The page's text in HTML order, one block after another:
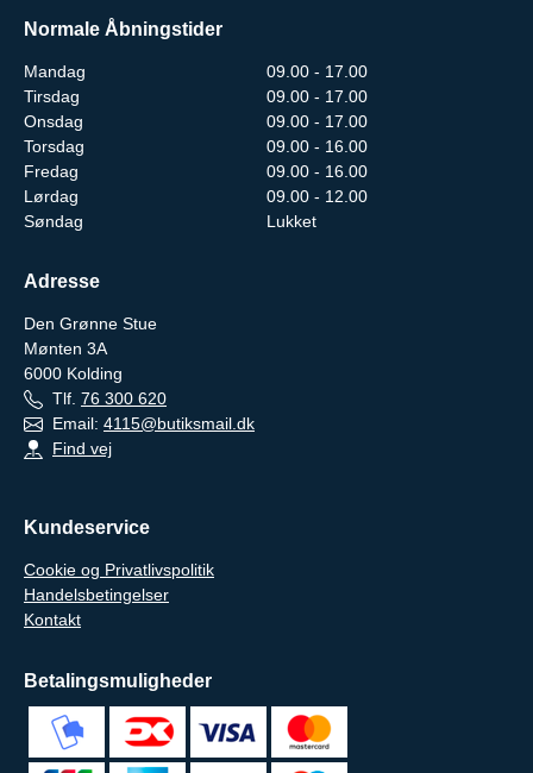
Normale Åbningstider
Mandag
09.00 - 17.00
Tirsdag
09.00 - 17.00
Onsdag
09.00 - 17.00
Torsdag
09.00 - 16.00
Fredag
09.00 - 16.00
Lørdag
09.00 - 12.00
Søndag
Lukket
Adresse
Den Grønne Stue
Mønten 3A
6000 Kolding
Tlf. 76 300 620
Email: 4115@butiksmail.dk
Find vej
Kundeservice
Cookie og Privatlivspolitik
Handelsbetingelser
Kontakt
Betalingsmuligheder